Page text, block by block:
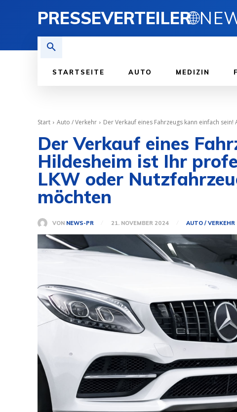
PRESSEVERTEILER
STARTSEITE AUTO MEDIZIN
Start Auto / Verkehr Der Verkauf eines Fahrzeugs kann einfach
Der Verkauf eines
Hildesheim ist Ihr
LKW oder
möchten
VON NEWS-PR 21. NOVEMBER 2024 AUTO / VERKEHR